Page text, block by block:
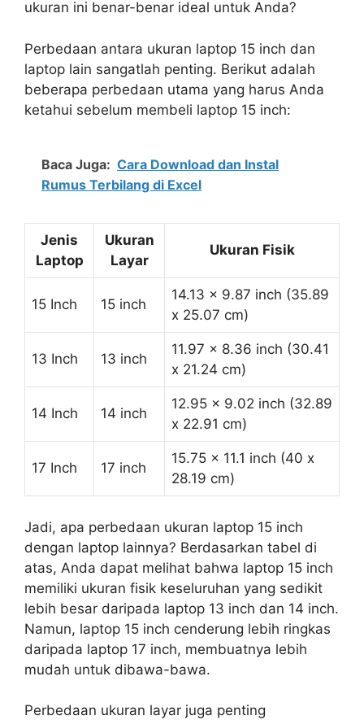
ukuran ini benar-benar ideal untuk Anda?
Perbedaan antara ukuran laptop 15 inch dan
laptop lain sangatlah penting. Berikut adalah
beberapa perbedaan utama yang harus Anda
ketahui sebelum membeli laptop 15 inch:
Baca Juga: Cara Download dan Instal
Rumus Terbilang di Excel
Jenis
Laptop
Ukuran
Layar
Ukuran Fisik
15 Inch 15 inch
14.13 x 9.87 inch (35.89
x 25.07 cm)
13 Inch 13 inch
11.97 x 8.36 inch (30.41
x 21.24 cm)
14 Inch 14 inch
12.95 x 9.02 inch (32.89
x 22.91 cm)
17 Inch 17 inch
15.75 x 11.1 inch (40 x
28.19 cm)
Jadi, apa perbedaan ukuran laptop 15 inch
dengan laptop lainnya? Berdasarkan tabel di
atas, Anda dapat melihat bahwa laptop 15 inch
memiliki ukuran fisik keseluruhan yang sedikit
lebih besar daripada laptop 13 inch dan 14 inch.
Namun, laptop 15 inch cenderung lebih ringkas
daripada laptop 17 inch, membuatnya lebih
mudah untuk dibawa-bawa.
Perbedaan ukuran layar juga penting